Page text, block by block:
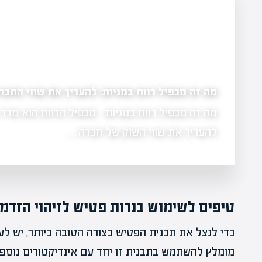
מה זה מכפיל רווח במניות: להעריך את שווי
מה זה מכפיל רווח במניות - מכפיל הרווח הוא
להעריך את שווי השוק של חברה…
טיפים לשימוש בנרות פטיש לזיהוי
כדי לנצל את תבנית הפטיש בצורה הטובה ביותר, יש
מומלץ להשתמש בתבנית זו יחד עם אינדיקטורים